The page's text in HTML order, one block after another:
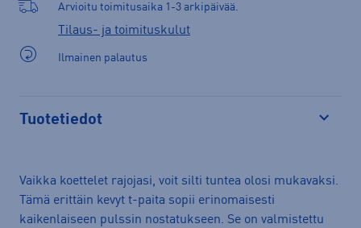
Arvioitu toimitusaika 1-3 arkipäivää.
Tilaus- ja toimituskulut
Ilmainen palautus
Tuotetiedot
Vaikka koettelet rajojasi, voit silti tuntea olosi mukavaksi.
Tämä erittäin kevyt t-paita sopii erinomaisesti
kaikenlaiseen pulssin nostatukseen. Se on valmistettu